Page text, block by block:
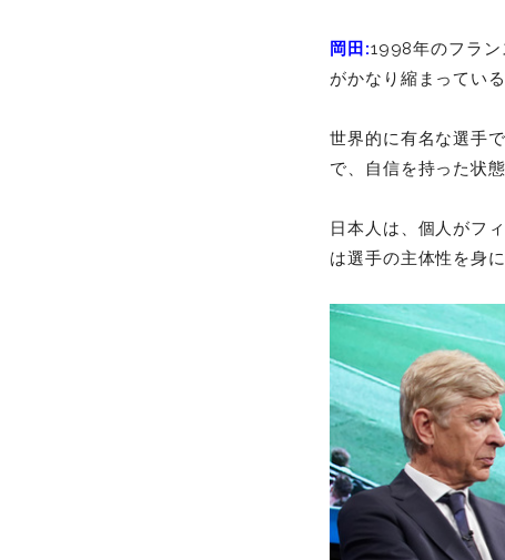
岡田:1998年のフラン
がかなり縮まってい
世界的に有名な選手
で、自信を持った状
日本人は、個人がフ
は選手の主体性を身